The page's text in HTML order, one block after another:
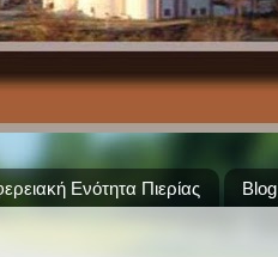
Ενότητα Πιερίας Blog